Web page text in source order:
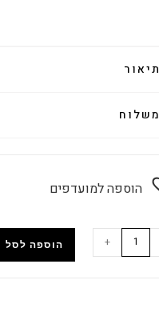
תיאור
משלוח
הוספה למועדפים
+ הוספה לסל